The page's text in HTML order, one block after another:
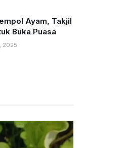
Ayam, Takjil
Buka Puasa
2025